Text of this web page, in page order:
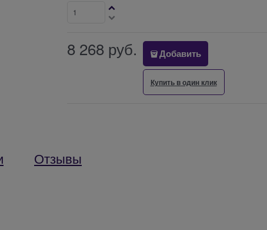
8 268 руб. Добавить
Купить в один клик
Отзывы